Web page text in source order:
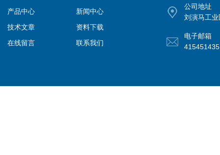
产品中心
新闻中心
技术文章
资料下载
在线留言
联系我们
公司地址
刘演马工业
电子邮箱